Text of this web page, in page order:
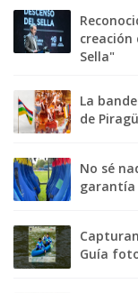
creación
Sella"
La
de
No sé
garantía
Guía